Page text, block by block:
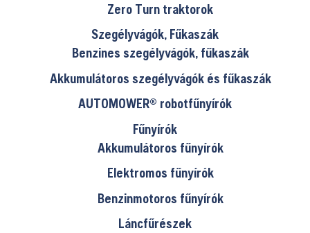
Zero Turn traktorok
Szegélyvágók, Fűkaszák
Benzines szegélyvágók, fűkaszák
Akkumulátoros szegélyvágók és fűkaszák
AUTOMOWER® robotfűnyírók
Fűnyírók
Akkumulátoros fűnyírók
Elektromos fűnyírók
Benzinmotoros fűnyírók
Láncfűrészek